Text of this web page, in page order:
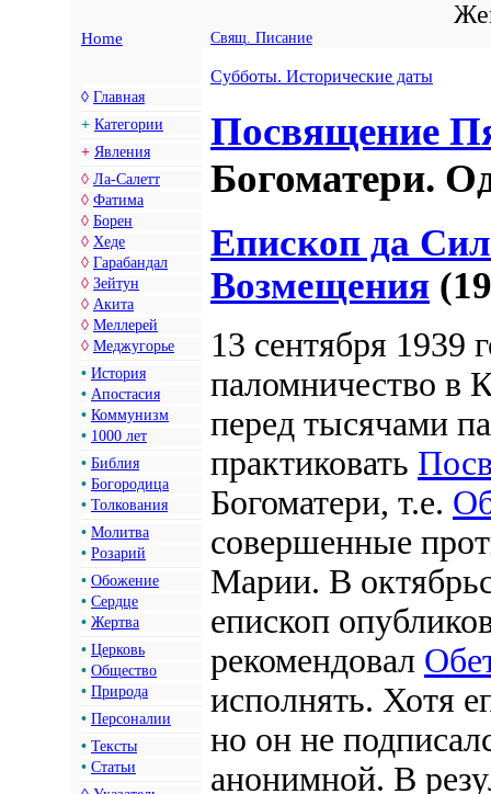
Home Свящ. Писание
◊ Главная
+ Категории
+ Явления
◊ Ла-Салетт
◊ Фатима
◊ Борен
◊ Хеде
◊ Гарабандал
◊ Зейтун
◊ Акита
◊ Меллерей
◊ Меджугорье
• История
• Апостасия
• Коммунизм
• 1000 лет
• Библия
• Богородица
• Толкования
• Молитва
• Розарий
• Обожение
• Сердце
• Жертва
• Церковь
• Общество
• Природа
• Персоналии
• Тексты
• Статьи
Субботы. Исторические даты
Посвящение
Богоматери.
Епископ да
Возмещения
13 сентября 1939
паломничество в
перед тысячами
практиковать
Богоматери, т.е.
совершенные
Марии. В
епископ
рекомендовал
исполнять. Хотя
но он не
анонимной. В